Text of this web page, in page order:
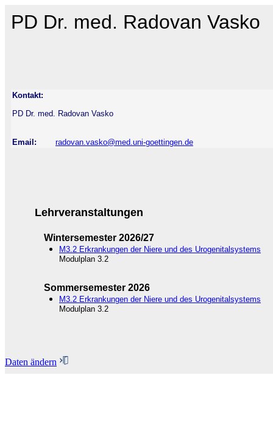
PD Dr. med. Radovan Vasko
Kontakt:
PD Dr. med. Radovan Vasko
Email: radovan.vasko@med.uni-goettingen.de
Lehrveranstaltungen
Wintersemester 2026/27
M3.2 Erkrankungen der Niere und des Urogenitalsystems
Modulplan 3.2
Sommersemester 2026
M3.2 Erkrankungen der Niere und des Urogenitalsystems
Modulplan 3.2
Daten ändern